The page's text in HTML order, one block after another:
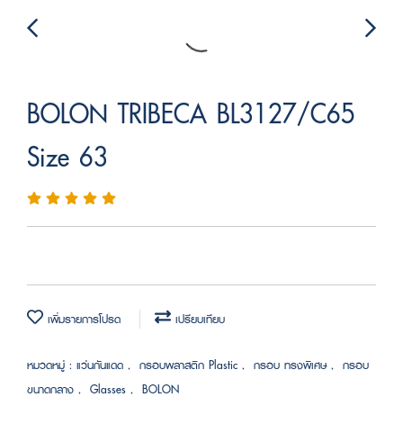
BOLON TRIBECA BL3127/C65
Size 63
เพิ่มรายการโปรด เปรียบเทียบ
หมวดหมู่ : แว่นกันแดด , กรอบพลาสติก Plastic , กรอบ ทรงพิเศษ, กรอบ
ขนาดกลาง , Glasses , BOLON